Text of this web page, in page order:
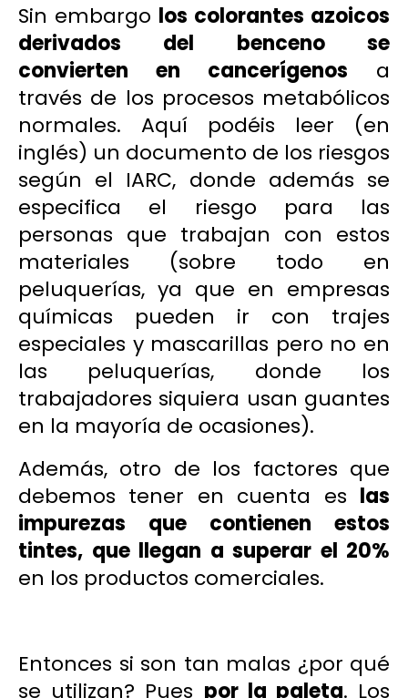
Sin embargo los colorantes azoicos
derivados del bencenose
convierten en cancerígenos a
través de los procesos metabólicos
normales. Aquí podéis leer (en
inglés) un documento de los riesgos
según el IARC, donde además se
especifica el riesgo para las
personas que trabajan con estos
materiales (sobre todo en
peluquerías, ya que en empresas
químicas pueden ir con trajes
especiales y mascarillas pero no en
las peluquerías, donde los
trabajadores siquiera usan guantes
en la mayoría de ocasiones).
Además, otro de los factores que
debemos tener en cuenta es las
impurezas que contienen estos
tintes, que llegan a superar el 20%
en los productos comerciales.
Entonces si son tan malas ¿por qué
se utilizan? Pues por la paleta. Los